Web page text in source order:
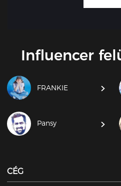
Influencer
FRANKIE
Pansy
CÉG